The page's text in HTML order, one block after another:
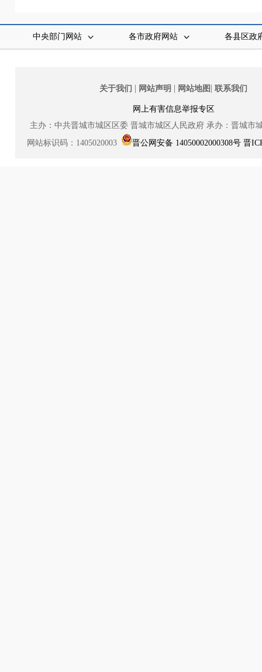
中央部门网站 各市政府网站 各县区政
关于我们 网站声明 网站地图 联系我们
网上有害信息举报专区
主办：中共晋城市城区区委 晋城市城区人民政府 承办：晋城市
网站标识码：1405020003
晋公网安备 14050002000308号 晋